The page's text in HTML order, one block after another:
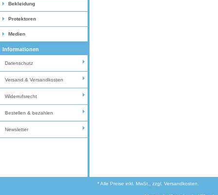
Bekleidung
Protektoren
Medien
Informationen
Datenschutz
Versand & Versandkosten
Widerrufsrecht
Bestellen & bezahlen
Newsletter
* Alle Preise inkl. MwSt., zzgl. Versandkosten.